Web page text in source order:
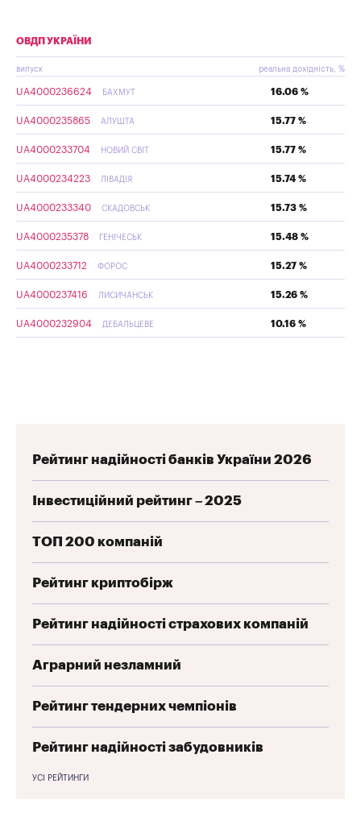
ОВДП УКРАЇНИ
випуск реальна дохідність, %
UA4000236624 БАХМУТ 16.06 %
UA4000235865 АЛУШТА 15.77 %
UA4000233704 НОВИЙ СВІТ 15.77 %
UA4000234223 ЛІВАДІЯ 15.74 %
UA4000233340 СКАДОВСЬК 15.73 %
UA4000235378 ГЕНІЧЕСЬК 15.48 %
UA4000233712 ФОРОС 15.27 %
UA4000237416 ЛИСИЧАНСЬК 15.26 %
UA4000232904 ДЕБАЛЬЦЕВЕ 10.16 %
Рейтинг надійності банків України 2026
Інвестиційний рейтинг – 2025
ТОП 200 компаній
Рейтинг криптобірж
Рейтинг надійності страхових компаній
Аграрний незламний
Рейтинг тендерних чемпіонів
Рейтинг надійності забудовників
УСІ РЕЙТИНГИ